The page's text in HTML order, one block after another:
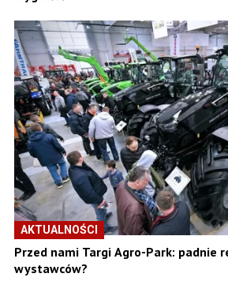
AKTUALNOŚCI
Przed nami Targi Agro-Park: padnie
wystawców?